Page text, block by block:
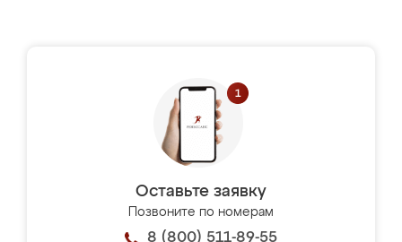
Оставьте заявку
Позвоните по номерам
8 (800) 511-89-55